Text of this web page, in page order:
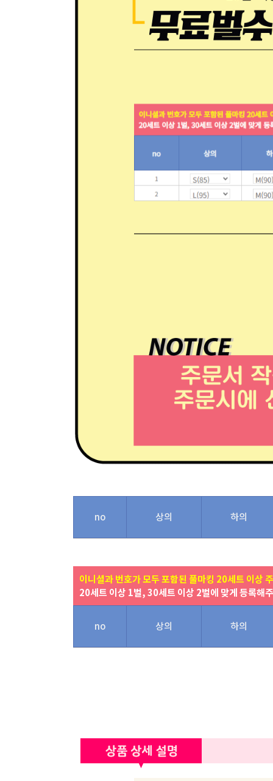
no 상의 하의
이니셜과 번호가 모두 포함된 풀마킹 20세트 이상
20세트 이상 1벌, 30세트 이상 2벌에 맞게 등록해
no 상의 하의